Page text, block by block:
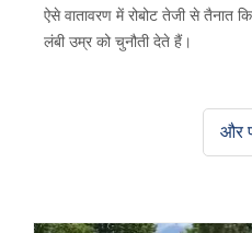
ऐसे वातावरण में रोबोट तेजी से तैनात
लंबी उम्र को चुनौती देते हैं।
और